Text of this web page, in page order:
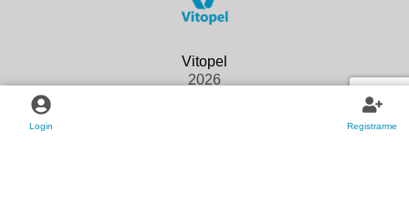
Login Registrarme
2026